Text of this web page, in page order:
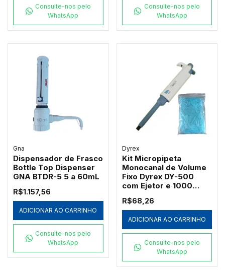
Consulte-nos pelo
WhatsApp
Consulte-nos pelo
WhatsApp
Gna
Dispensador de Frasco
Bottle Top Dispenser
GNA BTDR-5 5 a 60mL
R$1.157,56
ADICIONAR AO CARRINHO
Consulte-nos pelo
WhatsApp
Dyrex
Kit Micropipeta
Monocanal de Volume
Fixo Dyrex DY-500
com Ejetor e 1000
Redplast 500µL
R$68,26
ADICIONAR AO CARRINHO
Consulte-nos pelo
WhatsApp